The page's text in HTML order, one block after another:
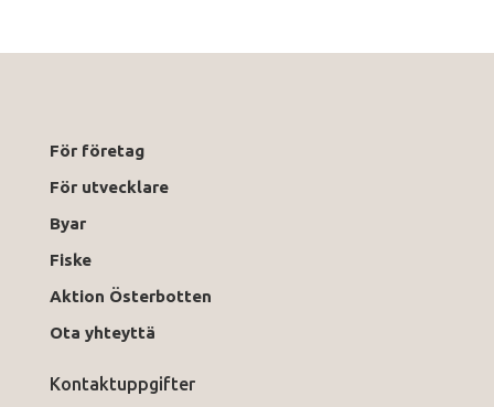
För företag
För utvecklare
Byar
Fiske
Aktion Österbotten
Ota yhteyttä
Kontaktuppgifter